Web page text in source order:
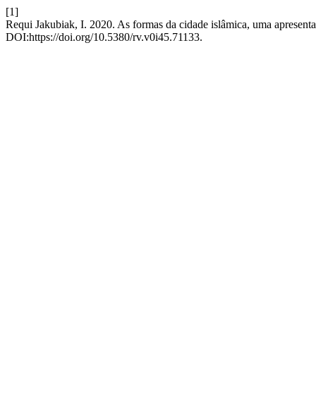
[1]
Requi Jakubiak, I. 2020. As formas da cidade islâmica, uma
DOI:https://doi.org/10.5380/rv.v0i45.71133.